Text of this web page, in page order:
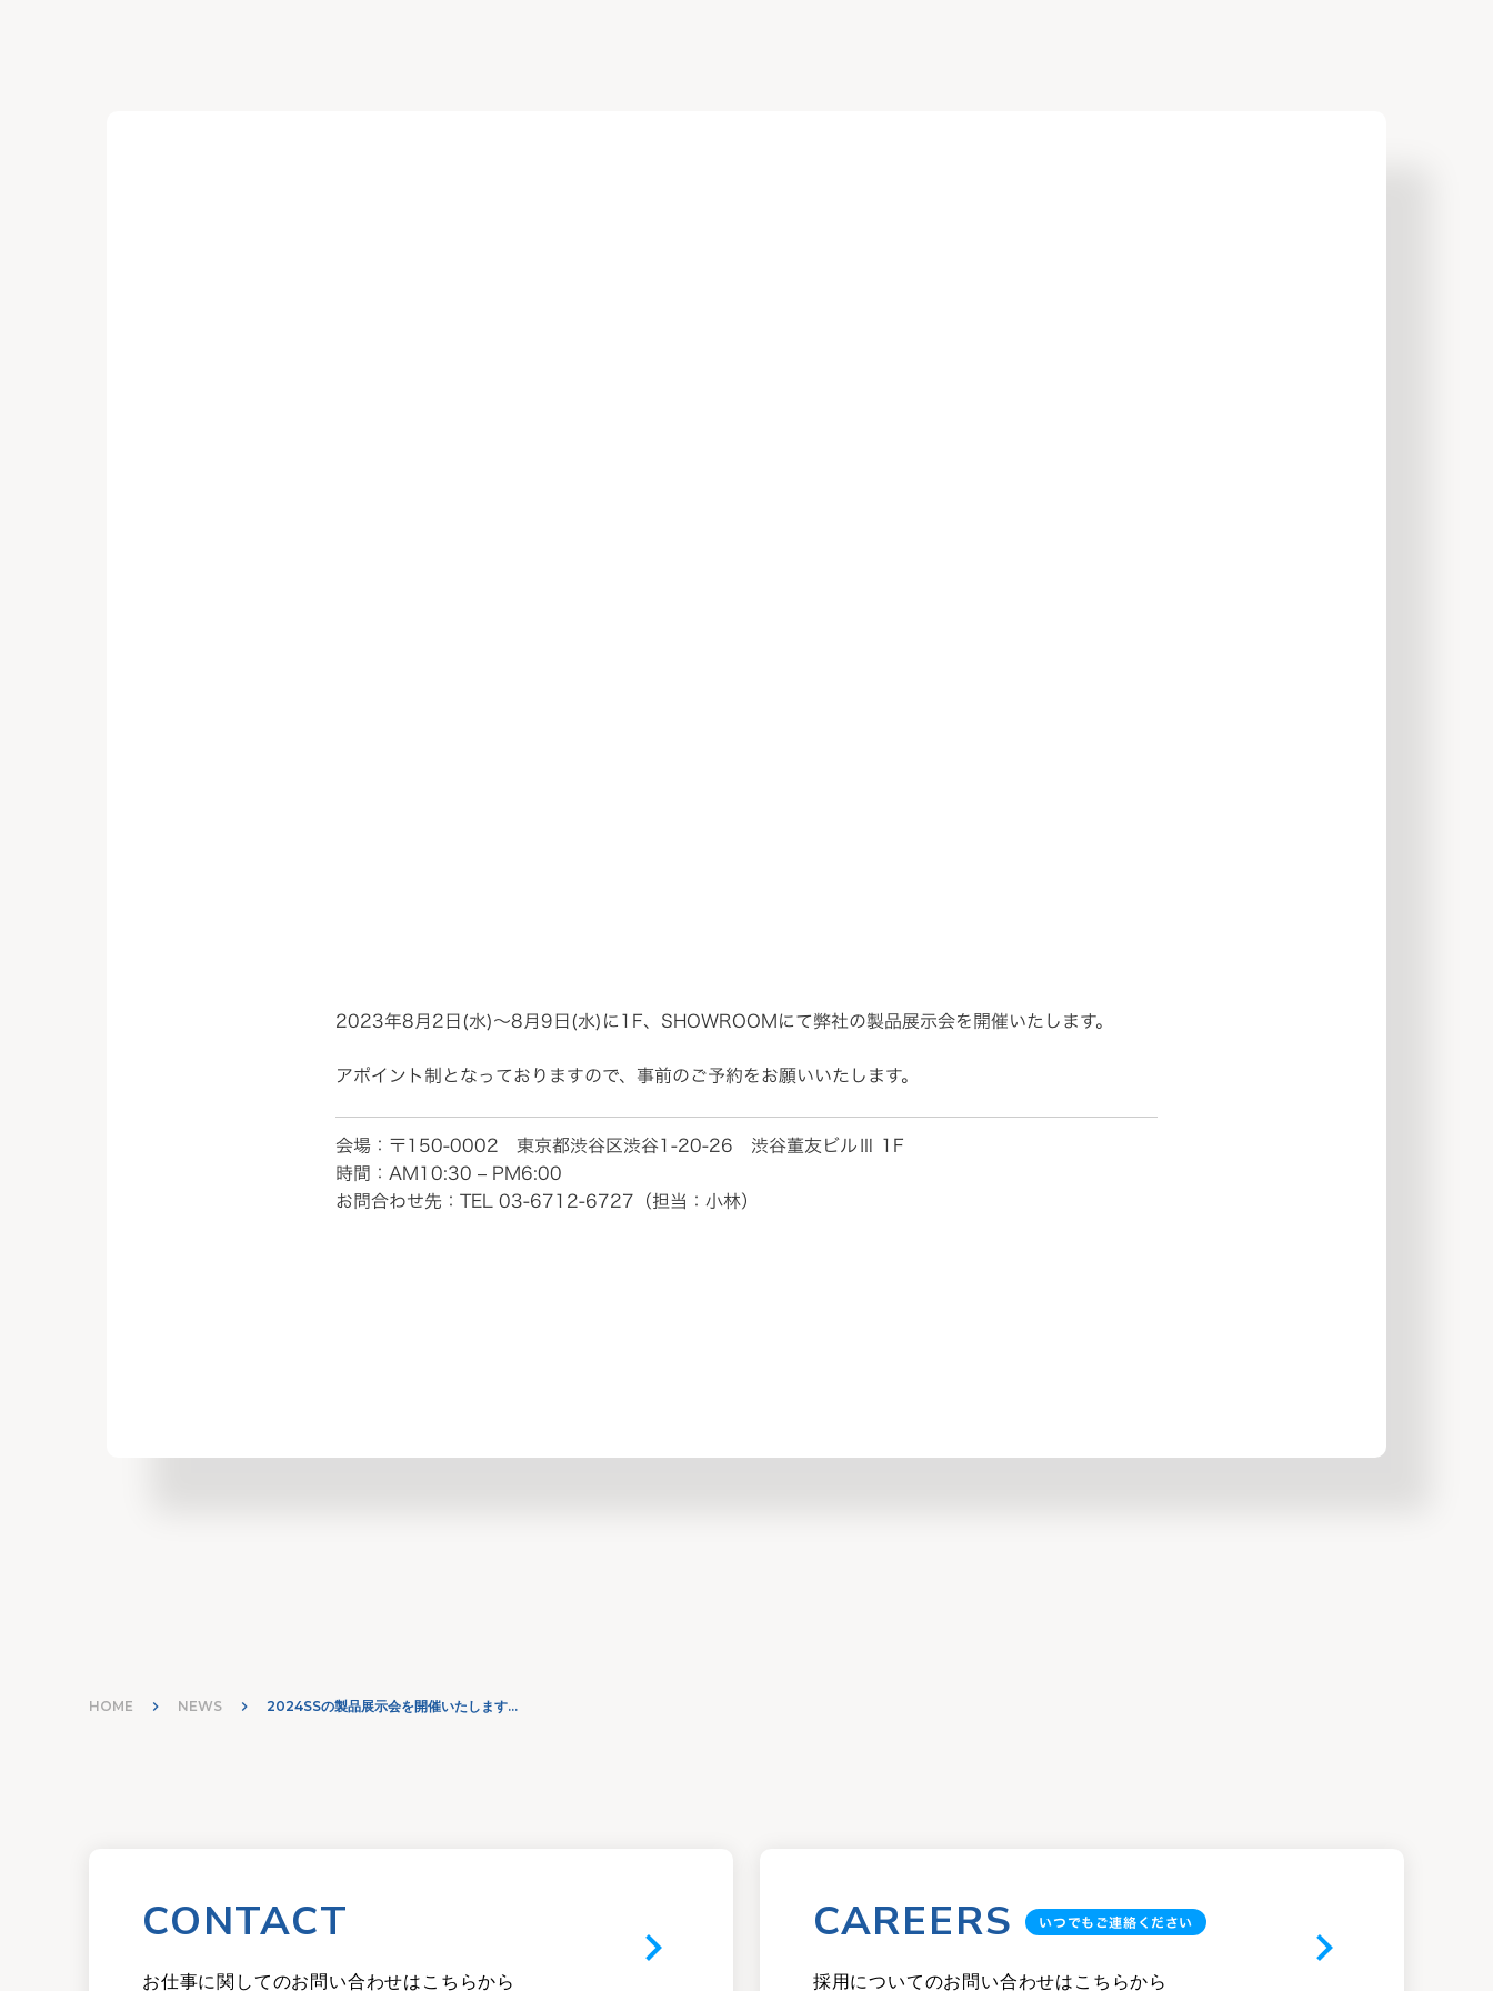
2023年8月2日(水)～8月9日(水)に1F、SHOWROOMにて弊社の製品展示会を開催いたします。
アポイント制となっておりますので、事前のご予約をお願いいたします。
会場：〒150-0002 東京都渋谷区渋谷1-20-26 渋谷董友ビルⅢ 1F
時間：AM10:30 – PM6:00
お問合わせ先：TEL 03-6712-6727（担当：小林）
HOME keyboard_arrow_right NEWS keyboard_arrow_right 2024SSの製品展示会を開催いたします...
CONTACT
お仕事に関してのお問い合わせはこちらから
keyboard_arrow_right CAREERS いつでもご連絡ください
採用についてのお問い合わせはこちらから
keyboard_arrow_right